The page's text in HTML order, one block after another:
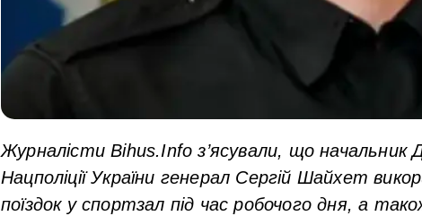
Журналісти Bihus.Info з’ясували, що начальник
Нацполіції України генерал Сергій Шайхет
поїздок у спортзал під час робочого дня, а